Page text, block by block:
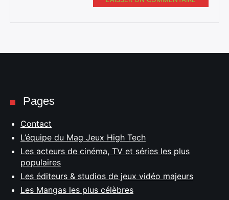
Pages
Contact
L’équipe du Mag Jeux High Tech
Les acteurs de cinéma, TV et séries les plus
populaires
Les éditeurs & studios de jeux vidéo majeurs
Les Mangas les plus célèbres